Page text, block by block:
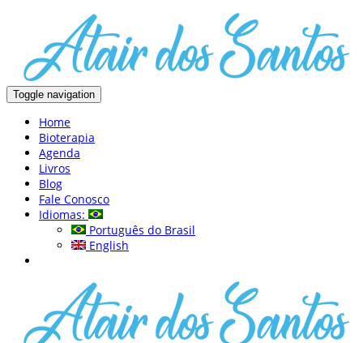
Toggle navigation
Home
Bioterapia
Agenda
Livros
Blog
Fale Conosco
Idiomas:
Português do Brasil
English